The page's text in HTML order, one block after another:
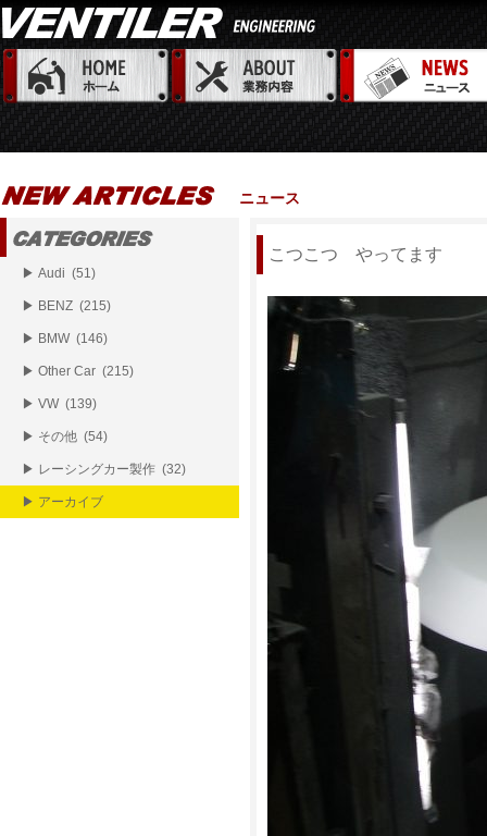
ニュース
こつこつ やってます
▶ Audi (51)
▶ BENZ (215)
▶ BMW (146)
▶ Other Car (215)
▶ VW (139)
▶ その他 (54)
▶ レーシングカー製作 (32)
▶ アーカイブ